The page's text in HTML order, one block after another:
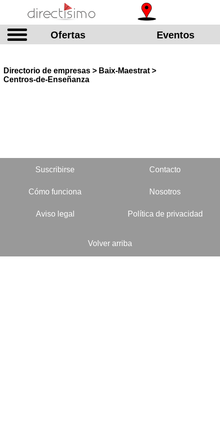
Ofertas Eventos
Directorio de empresas > Baix-Maestrat >
Centros-de-Enseñanza
Suscribirse Contacto
Cómo funciona Nosotros
Aviso legal Política de privacidad
Volver arriba